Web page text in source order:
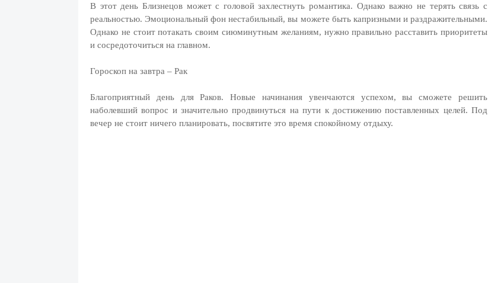
В этот день Близнецов может с головой захлестнуть романтика. Однако важно не терять связь с
реальностью. Эмоциональный фон нестабильный, вы можете быть капризными и раздражительными.
Однако не стоит потакать своим сиюминутным желаниям, нужно правильно расставить приоритеты
и сосредоточиться на главном.
Гороскоп на завтра – Рак
Благоприятный день для Раков. Новые начинания увенчаются успехом, вы сможете решить
наболевший вопрос и значительно продвинуться на пути к достижению поставленных целей. Под
вечер не стоит ничего планировать, посвятите это время спокойному отдыху.